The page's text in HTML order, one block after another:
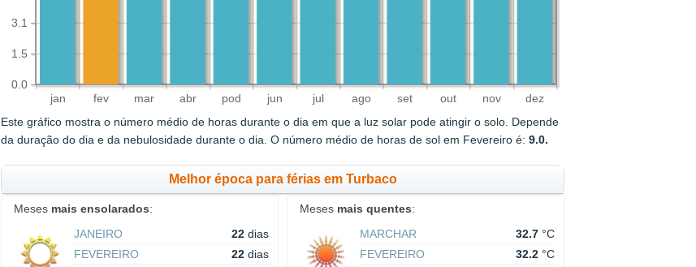
jan fev mar abr pod jun jul ago set out nov dez
0.0
1.5
3.1
Este gráfico mostra o número médio de horas durante o dia em que a luz solar pode atingir o solo. Depende
da duração do dia e da nebulosidade durante o dia. O número médio de horas de sol em Fevereiro é:9.0.
Melhor época para férias em Turbaco
Meses mais ensolarados:
JANEIRO
22 dias
FEVEREIRO
22 dias
Meses mais quentes:
MARCHAR
32.7 °C
FEVEREIRO
32.2 °C